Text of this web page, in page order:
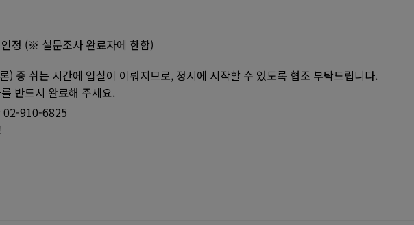
정 (※ 설문조사 완료자에 한함)
) 중 쉬는 시간에 입실이 이뤄지므로, 정시에 시작할 수 있도록 협조 부탁드립니다.
반드시 완료해 주세요.
02-910-6825